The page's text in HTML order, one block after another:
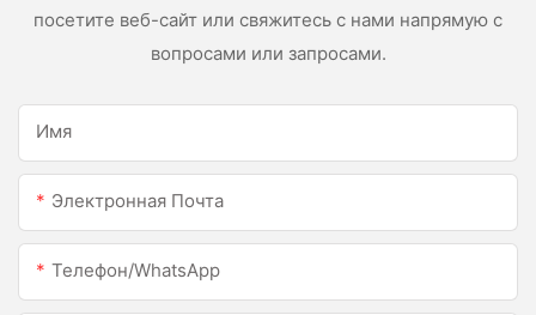
посетите веб-сайт или свяжитесь с нами напрямую с
вопросами или запросами.
Имя
Электронная Почта
Телефон/WhatsApp